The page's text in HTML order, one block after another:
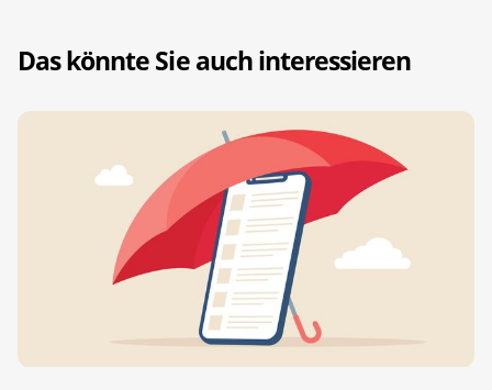
Das könnte Sie auch interessieren